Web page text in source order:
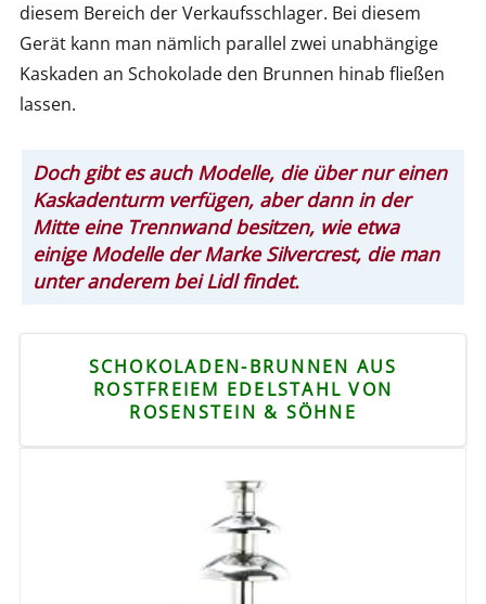
diesem Bereich der Verkaufsschlager. Bei diesem
Gerät kann man nämlich parallel zwei unabhängige
Kaskaden an Schokolade den Brunnen hinab fließen
lassen.
Doch gibt es auch Modelle, die über nur einen
Kaskadenturm verfügen, aber dann in der
Mitte eine Trennwand besitzen, wie etwa
einige Modelle der Marke Silvercrest, die man
unter anderem bei Lidl findet.
SCHOKOLADEN-BRUNNEN AUS
ROSTFREIEM EDELSTAHL VON
ROSENSTEIN & SÖHNE